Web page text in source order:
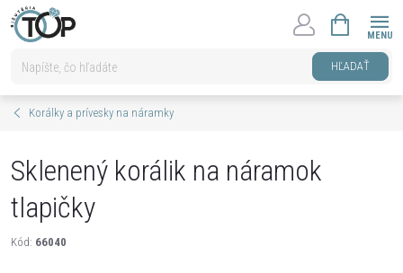
Prejsť
na
HĽADAŤ
KOŠÍK
Korálky a prívesky na náramky
Sklenený korálik na náramok
tlapičky
Kód: 66040